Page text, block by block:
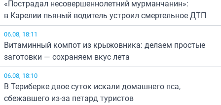
«Пострадал несовершеннолетний мурманчанин»:
в Карелии пьяный водитель устроил смертельное ДТП
06.08, 18:11
Витаминный компот из крыжовника: делаем простые
заготовки — сохраняем вкус лета
06.08, 18:10
В Териберке двое суток искали домашнего пса,
сбежавшего из-за петард туристов